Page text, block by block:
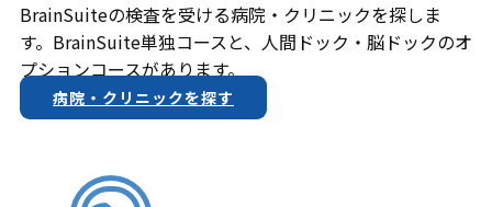
BrainSuiteの検査を受ける病院・クリニックを探しま
す。BrainSuite単独コースと、人間ドック・脳ドックのオ
プションコースがあります。
病院・クリニックを探す